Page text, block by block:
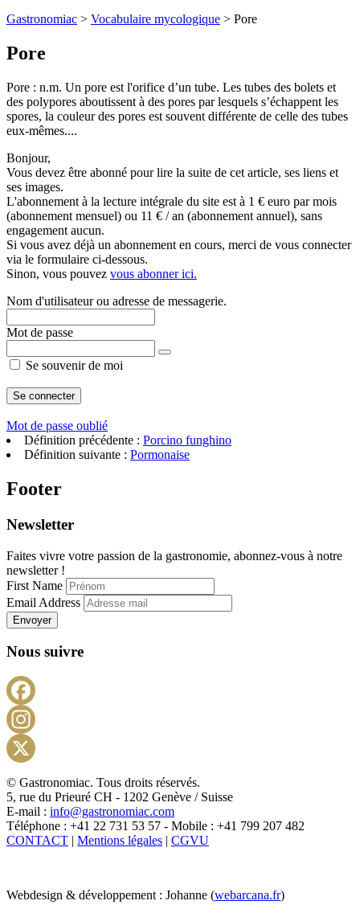
Gastronomiac > Vocabulaire mycologique > Pore
Pore
Pore : n.m. Un pore est l'orifice d’un tube. Les tubes des bolets et
des polypores aboutissent à des pores par lesquels s’échappent les
spores, la couleur des pores est souvent différente de celle des tubes
eux-mêmes....
Bonjour,
Vous devez être abonné pour lire la suite de cet article, ses liens et
ses images.
L'abonnement à la lecture intégrale du site est à 1 € euro par mois
(abonnement mensuel) ou 11 € / an (abonnement annuel), sans
engagement aucun.
Si vous avez déjà un abonnement en cours, merci de vous connecter
via le formulaire ci-dessous.
Sinon, vous pouvez vous abonner ici.
Nom d'utilisateur ou adresse de messagerie.
Mot de passe
Se souvenir de moi
Mot de passe oublié
Définition précédente : Porcino funghino
Définition suivante : Pormonaise
Footer
Newsletter
Faites vivre votre passion de la gastronomie, abonnez-vous à notre
newsletter !
First Name
Email Address
Envoyer
Nous suivre
X
© Gastronomiac. Tous droits réservés.
5, rue du Prieuré CH - 1202 Genève / Suisse
E-mail : info@gastronomiac.com
Téléphone : +41 22 731 53 57 - Mobile : +41 799 207 482
CONTACT | Mentions légales | CGVU
Webdesign & développement : Johanne (webarcana.fr)